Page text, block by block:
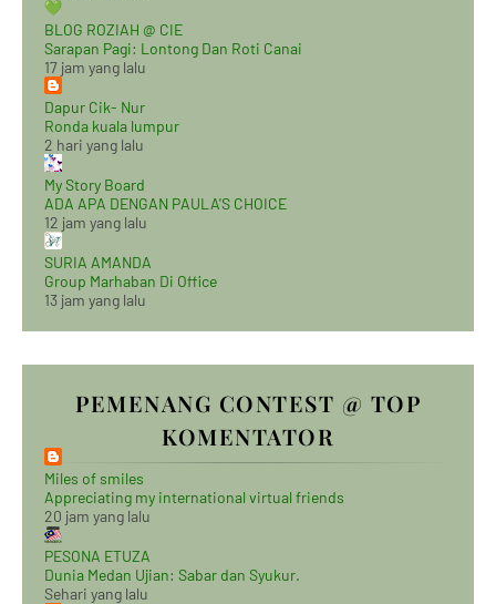
BLOG ROZIAH @ CIE
Sarapan Pagi: Lontong Dan Roti Canai
17 jam yang lalu
Dapur Cik- Nur
Ronda kuala lumpur
2 hari yang lalu
My Story Board
ADA APA DENGAN PAULA'S CHOICE
12 jam yang lalu
SURIA AMANDA
Group Marhaban Di Office
13 jam yang lalu
PEMENANG CONTEST @ TOP
KOMENTATOR
Miles of smiles
Appreciating my international virtual friends
20 jam yang lalu
PESONA ETUZA
Dunia Medan Ujian: Sabar dan Syukur.
Sehari yang lalu